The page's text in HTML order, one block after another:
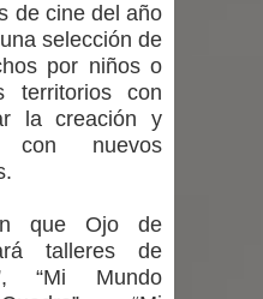
escapar por
la cárcel de Talca
de cine del año
selección de
por niños o
territorios con
la creación y
con nuevos
que Ojo de
talleres de
“Mi Mundo